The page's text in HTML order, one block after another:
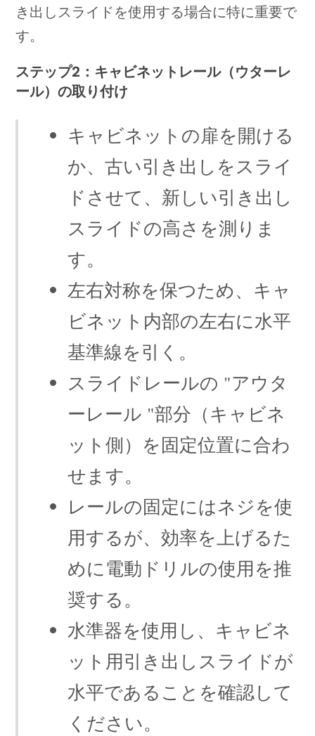
き出しスライドを使用する場合に特に重要で
す。
ステップ2：キャビネットレール（ウターレ
ール）の取り付け
キャビネットの扉を開ける
か、古い引き出しをスライ
ドさせて、新しい引き出し
スライドの高さを測りま
す。
左右対称を保つため、キャ
ビネット内部の左右に水平
基準線を引く。
スライドレールの "アウタ
ーレール "部分（キャビネ
ット側）を固定位置に合わ
せます。
レールの固定にはネジを使
用するが、効率を上げるた
めに電動ドリルの使用を推
奨する。
水準器を使用し、キャビネ
ット用引き出しスライドが
水平であることを確認して
ください。